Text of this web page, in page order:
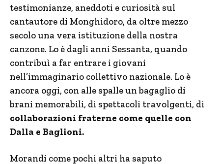
testimonianze, aneddoti e curiosità sul
cantautore di Monghidoro, da oltre mezzo
secolo una vera istituzione della nostra
canzone. Lo è dagli anni Sessanta, quando
contribuì a far entrare i giovani
nell’immaginario collettivo nazionale. Lo è
ancora oggi, con alle spalle un bagaglio di
brani memorabili, di spettacoli travolgenti, di
collaborazioni fraterne come quelle con
Dalla e Baglioni.
Morandi come pochi altri ha saputo